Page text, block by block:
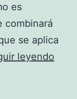
es
combinará
se aplica
leyendo